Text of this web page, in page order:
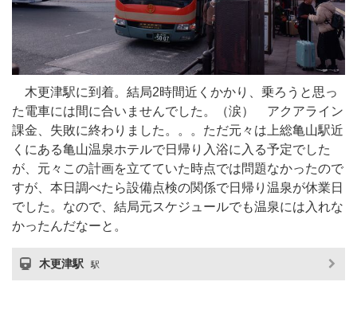
木更津駅に到着。結局2時間近くかかり、乗ろうと思っ
た電車には間に合いませんでした。（涙） アクアライン
課金、失敗に終わりました。。。ただ元々は上総亀山駅近
くにある亀山温泉ホテルで日帰り入浴に入る予定でした
が、元々この計画を立てていた時点では問題なかったので
すが、本日調べたら設備点検の関係で日帰り温泉が休業日
でした。なので、結局元スケジュールでも温泉には入れな
かったんだなーと。
木更津駅 駅